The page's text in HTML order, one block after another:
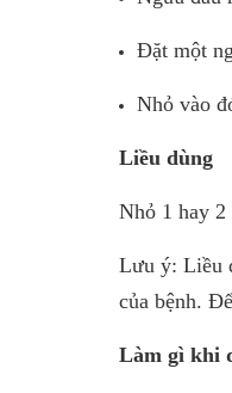
Đặt một
Nhỏ vào
Liều dùng
Nhỏ 1 hay 2
Lưu ý: Liều
của bệnh.
Làm gì khi